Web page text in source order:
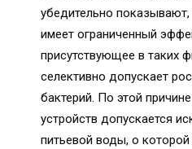
убедительно показывают,
имеет ограниченный
присутствующее в таких
селективно допускает
бактерий. По этой
устройств допускается
питьевой воды, о которой